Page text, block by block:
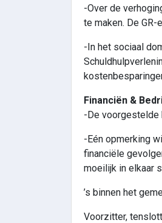
-Over de
te maken. De
-In het sociaal
Financiën &
-De voorgestelde
-Eén opmerking
financiële
moeilijk in elkaar
’s binnen het
Voorzitter,